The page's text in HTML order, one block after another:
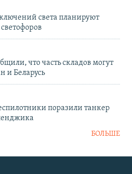
света планируют
что часть складов могут
и Беларусь
поразили танкер
БОЛЬШЕ